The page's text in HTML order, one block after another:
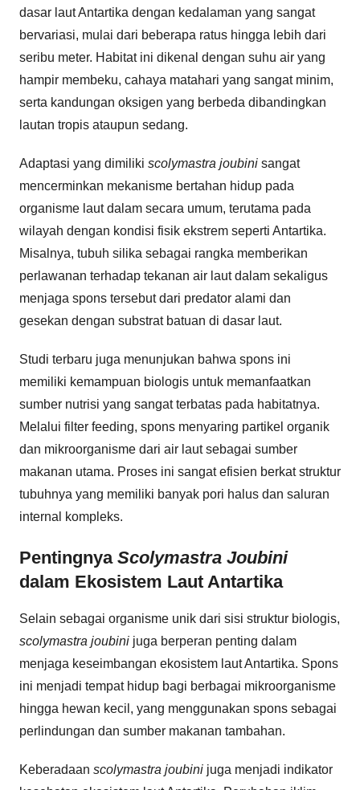
dasar laut Antartika dengan kedalaman yang sangat
bervariasi, mulai dari beberapa ratus hingga lebih dari
seribu meter. Habitat ini dikenal dengan suhu air yang
hampir membeku, cahaya matahari yang sangat minim,
serta kandungan oksigen yang berbeda dibandingkan
lautan tropis ataupun sedang.
Adaptasi yang dimiliki scolymastra joubini sangat
mencerminkan mekanisme bertahan hidup pada
organisme laut dalam secara umum, terutama pada
wilayah dengan kondisi fisik ekstrem seperti Antartika.
Misalnya, tubuh silika sebagai rangka memberikan
perlawanan terhadap tekanan air laut dalam sekaligus
menjaga spons tersebut dari predator alami dan
gesekan dengan substrat batuan di dasar laut.
Studi terbaru juga menunjukan bahwa spons ini
memiliki kemampuan biologis untuk memanfaatkan
sumber nutrisi yang sangat terbatas pada habitatnya.
Melalui filter feeding, spons menyaring partikel organik
dan mikroorganisme dari air laut sebagai sumber
makanan utama. Proses ini sangat efisien berkat struktur
tubuhnya yang memiliki banyak pori halus dan saluran
internal kompleks.
Pentingnya Scolymastra Joubini
dalam Ekosistem Laut Antartika
Selain sebagai organisme unik dari sisi struktur biologis,
scolymastra joubini juga berperan penting dalam
menjaga keseimbangan ekosistem laut Antartika. Spons
ini menjadi tempat hidup bagi berbagai mikroorganisme
hingga hewan kecil, yang menggunakan spons sebagai
perlindungan dan sumber makanan tambahan.
Keberadaan scolymastra joubini juga menjadi indikator